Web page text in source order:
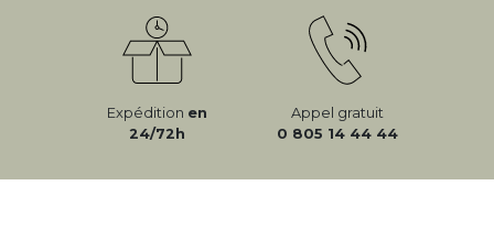
Expédition en
24/72h
Appel gratuit
0 805 14 44 44